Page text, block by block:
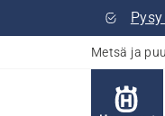
Metsä ja